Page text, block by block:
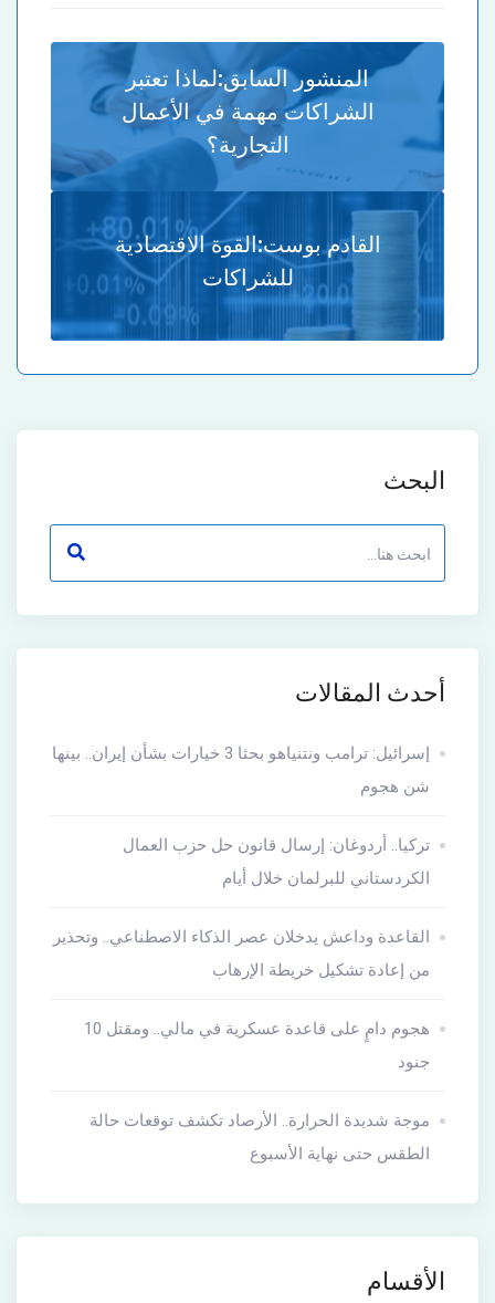
المنشور السابق:لماذا تعتبر
الشراكات مهمة في الأعمال
التجارية؟
القادم بوست:القوة الاقتصادية
للشراكات
البحث
أحدث المقالات
إسرائيل: ترامب ونتنياهو بحثا 3 خيارات بشأن إيران.. بينها
شن هجوم
تركيا.. أردوغان: إرسال قانون حل حزب العمال
الكردستاني للبرلمان خلال أيام
القاعدة وداعش يدخلان عصر الذكاء الاصطناعي.. وتحذير
من إعادة تشكيل خريطة الإرهاب
هجوم دامٍ على قاعدة عسكرية في مالي.. ومقتل 10
جنود
موجة شديدة الحرارة.. الأرصاد تكشف توقعات حالة
الطقس حتى نهاية الأسبوع
الأقسام